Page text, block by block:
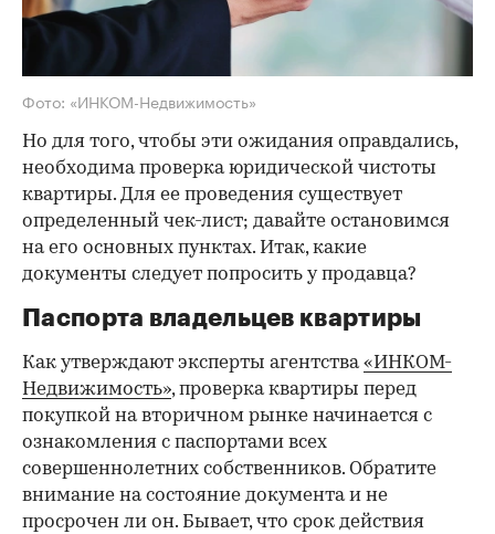
Фото: «ИНКОМ-Недвижимость»
Но для того, чтобы эти ожидания оправдались,
необходима проверка юридической чистоты
квартиры. Для ее проведения существует
определенный чек-лист; давайте остановимся
на его основных пунктах. Итак, какие
документы следует попросить у продавца?
Паспорта владельцев квартиры
Как утверждают эксперты агентства«ИНКОМ-
Недвижимость», проверка квартиры перед
покупкой на вторичном рынке начинается с
ознакомления с паспортами всех
совершеннолетних собственников. Обратите
внимание на состояние документа и не
просрочен ли он. Бывает, что срок действия